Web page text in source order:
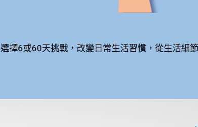
選擇6或60天挑戰，改變日常生活習慣，從生活細